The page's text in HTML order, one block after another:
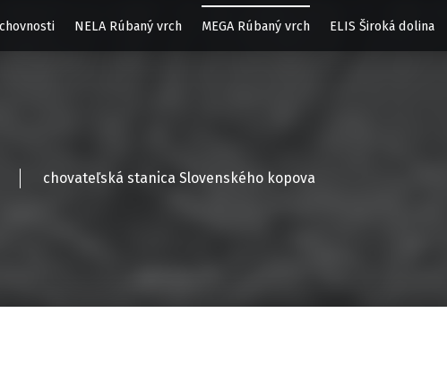
NELA Rúbaný vrch MEGA Rúbaný vrch ELIS Široká dolina
chovateľská stanica Slovenského kopova